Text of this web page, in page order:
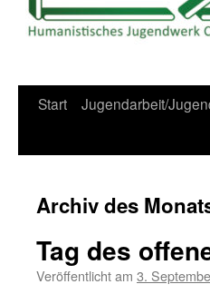
Start Jugendarbeit/
Archiv des
Tag des
Veröffentlicht am 3.